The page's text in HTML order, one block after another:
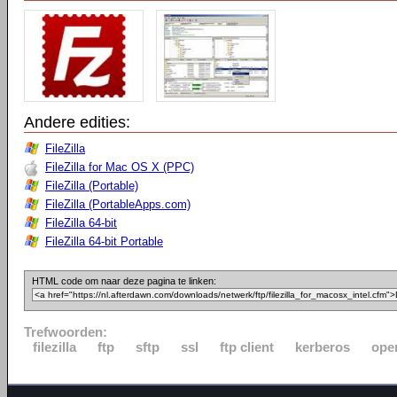
Andere edities:
FileZilla
FileZilla for Mac OS X (PPC)
FileZilla (Portable)
FileZilla (PortableApps.com)
FileZilla 64-bit
FileZilla 64-bit Portable
HTML code om naar deze pagina te linken:
Trefwoorden:
filezilla
ftp sftp ssl ftp client kerberos